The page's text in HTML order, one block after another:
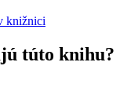
knižnici
túto knihu?